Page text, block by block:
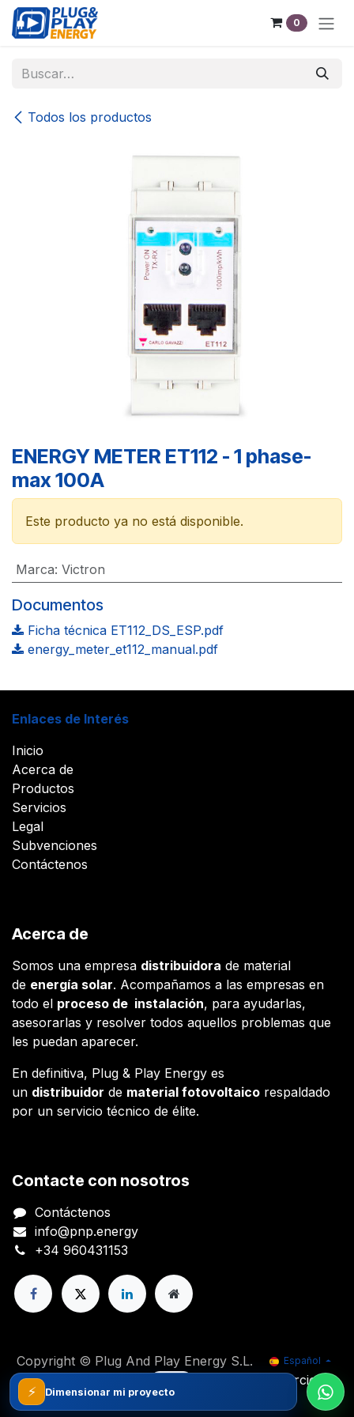
Ir al contenido
0
Todos los productos
ENERGY METER ET112 - 1 phase-
max 100A
Este producto ya no está disponible.
Marca: Victron
Documentos
Ficha técnica ET112_DS_ESP.pdf
energy_meter_et112_manual.pdf
Enlaces de Interés
Inicio
Acerca de
Productos
Servicios
Legal
Subvenciones
Contáctenos
Acerca de
Somos una empresa distribuidora de material
de energía solar. Acompañamos a las empresas en
todo el proceso de instalación, para ayudarlas,
asesorarlas y resolver todos aquellos problemas que
les puedan aparecer.
En definitiva, Plug & Play Energy es
un distribuidor de material fotovoltaico respaldado
por un servicio técnico de élite.
Contacte con nosotros
Contáctenos
info@pnp.energy
+34 960431153
Copyright © Plug And Play Energy S.L. Español
Con tecnología de
Comercio
electrónico de código abierto
⚡